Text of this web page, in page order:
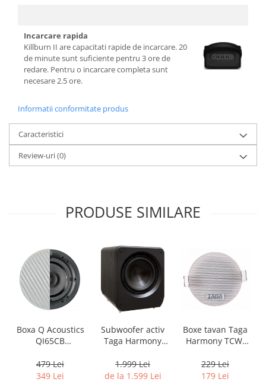
Incarcare rapida
Killburn II are capacitati rapide de incarcare. 20
de minute sunt suficiente pentru 3 ore de
redare. Pentru o incarcare completa sunt
necesare 2.5 ore.
Informatii conformitate produs
Caracteristici
Review-uri(0)
PRODUSE SIMILARE
Boxa Q Acoustics
QI65CB
Ceiling (1 buc)
479 Lei
349 Lei
Subwoofer activ
Taga Harmony
v3
1.999 Lei
de la 1.599 Lei
Boxe tavan Taga
Harmony TCW-
229 Lei
179 Lei